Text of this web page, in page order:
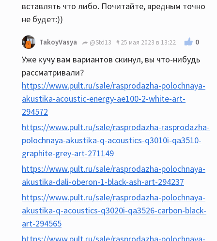
вставлять что либо. Почитайте, вредным точно
не будет:))
TakoyVasya @Std13 25 мая 2023 в 13:22 0
Уже кучу вам вариантов скинул, вы что-нибудь
рассматривали?
https://www.pult.ru/sale/rasprodazha-polochnaya-
akustika-acoustic-energy-ae100-2-white-art-
294572
https://www.pult.ru/sale/rasprodazha-rasprodazha-
polochnaya-akustika-q-acoustics-q3010i-qa3510-
graphite-grey-art-271149
https://www.pult.ru/sale/rasprodazha-polochnaya-
akustika-dali-oberon-1-black-ash-art-294237
https://www.pult.ru/sale/rasprodazha-polochnaya-
akustika-q-acoustics-q3020i-qa3526-carbon-black-
art-294565